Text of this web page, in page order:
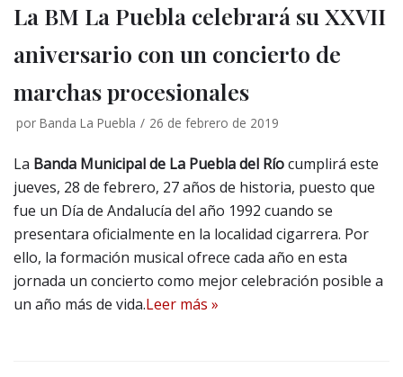
La BM La Puebla celebrará su XXVII
aniversario con un concierto de
marchas procesionales
por Banda La Puebla 26 de febrero de 2019
La Banda Municipal de La Puebla del Ríocumplirá este
jueves, 28 de febrero, 27 años de historia, puesto que
fue un Día de Andalucía del año 1992 cuando se
presentara oficialmente en la localidad cigarrera. Por
ello, la formación musical ofrece cada año en esta
jornada un concierto como mejor celebración posible a
un año más de vida.Leer más »